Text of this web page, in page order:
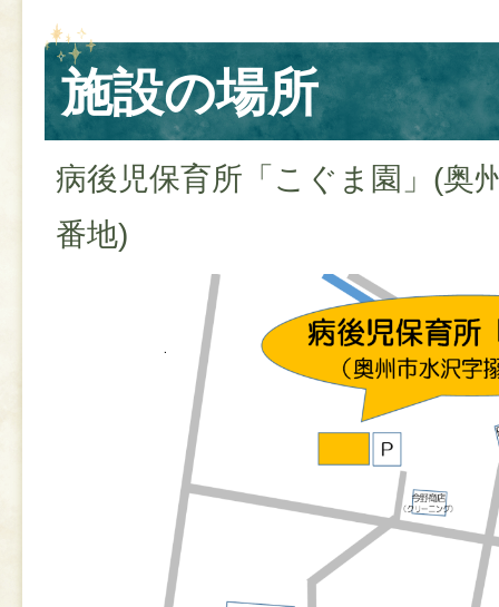
施設の場所
病後児保育所「こぐま園」(奥
番地)